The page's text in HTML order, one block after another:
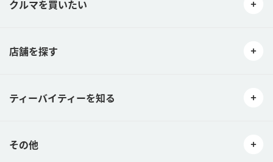
クルマを買いたい
店舗を探す
ティーバイティーを知る
その他